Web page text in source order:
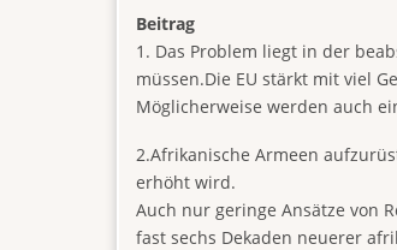
Beitrag
1. Das Problem liegt in der
müssen.Die EU stärkt mit viel
Möglicherweise werden auch
2.Afrikanische Armeen
erhöht wird.
Auch nur geringe Ansätze von
fast sechs Dekaden neuerer